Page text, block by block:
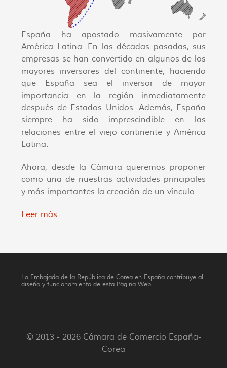
España ha apostado masivamente por
América Latina. En las décadas pasadas, sus
empresas se han convertido en algunos de los
mayores inversores del continente, haciendo
que España sea el inversor de mayor
importancia en la región inmediatamente
después de Estados Unidos. Además, España
siempre ha sido imprescindible en las
relaciones entre el viejo continente y América
Latina.
Ahora, desde la Cámara queremos proponer
como una de nuestras actividades principales
y más importantes la creación de un vínculo...
Leer más...
La Embajada de la República de Corea en España contribuye al
diseño y funcionamiento de esta Página Web.
© 2013 - 2026 Cámara de Comercio España-
Corea